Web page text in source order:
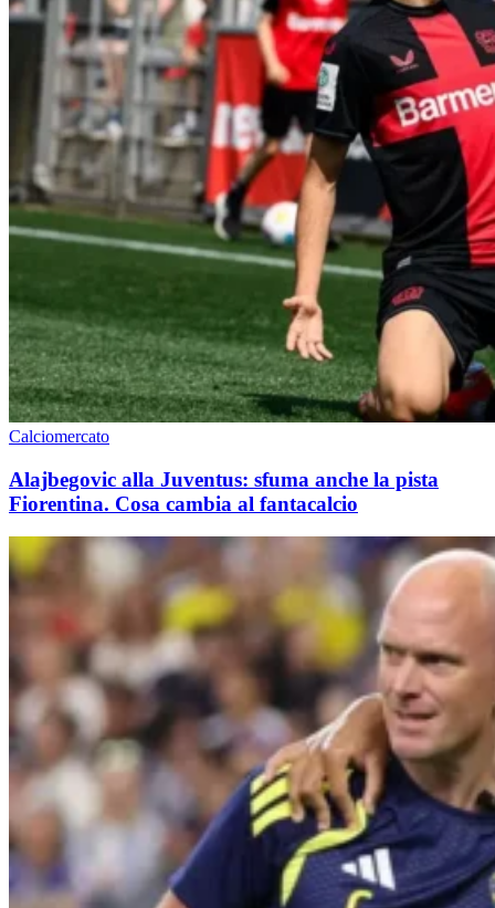
Calciomercato
Alajbegovic alla Juventus: sfuma anche la pista
Fiorentina. Cosa cambia al fantacalcio